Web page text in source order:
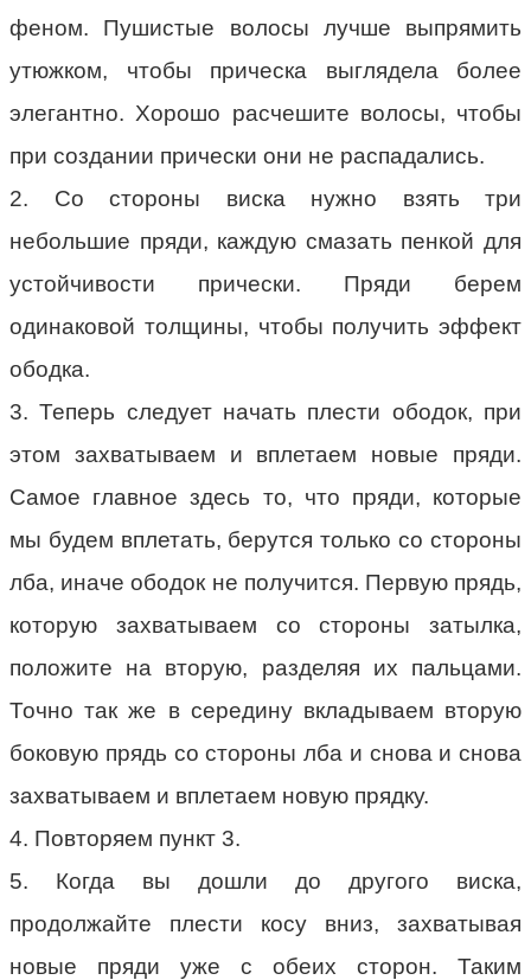
феном. Пушистые волосы лучше выпрямить
утюжком, чтобы прическа выглядела более
элегантно. Хорошо расчешите волосы, чтобы
при создании прически они не распадались.
2. Со стороны виска нужно взять три
небольшие пряди, каждую смазать пенкой для
устойчивости прически. Пряди берем
одинаковой толщины, чтобы получить эффект
ободка.
3. Теперь следует начать плести ободок, при
этом захватываем и вплетаем новые пряди.
Самое главное здесь то, что пряди, которые
мы будем вплетать, берутся только со стороны
лба, иначе ободок не получится. Первую прядь,
которую захватываем со стороны затылка,
положите на вторую, разделяя их пальцами.
Точно так же в середину вкладываем вторую
боковую прядь со стороны лба и снова и снова
захватываем и вплетаем новую прядку.
4. Повторяем пункт 3.
5. Когда вы дошли до другого виска,
продолжайте плести косу вниз, захватывая
новые пряди уже с обеих сторон. Таким